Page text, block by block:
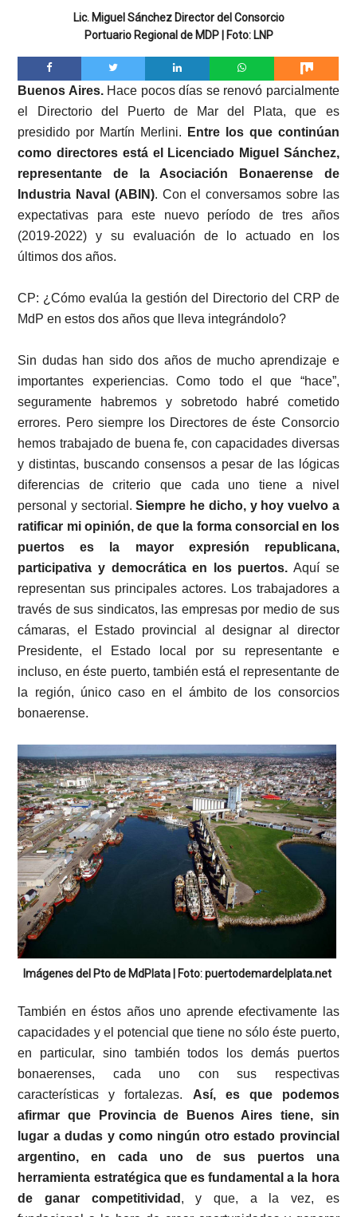
Lic. Miguel Sánchez Director del Consorcio
Portuario Regional de MDP | Foto: LNP
Buenos Aires.Hace pocos días se renovó parcialmente
el Directorio del Puerto de Mar del Plata, que es
presidido por Martín Merlini.
Entre los que continúan
como directores está el Licenciado Miguel Sánchez,
representante de la Asociación Bonaerense de
Industria Naval (ABIN). Con el conversamos sobre las
expectativas para este nuevo período de tres años
(2019-2022) y su evaluación de lo actuado en los
últimos dos años.
CP: ¿Cómo evalúa la gestión del Directorio del CRP de
MdP en estos dos años que lleva integrándolo?
Sin dudas han sido dos años de mucho aprendizaje e
importantes experiencias. Como todo el que “hace”,
seguramente habremos y sobretodo habré cometido
errores. Pero siempre los Directores de éste Consorcio
hemos trabajado de buena fe, con capacidades diversas
y distintas, buscando consensos a pesar de las lógicas
diferencias de criterio que cada uno tiene a nivel
personal y sectorial.Siempre he dicho, y hoy vuelvo a
ratificar mi opinión, de que la forma consorcial en los
puertos es la mayor expresión republicana,
participativa y democrática en los puertos. Aquí se
representan sus principales actores. Los trabajadores a
través de sus sindicatos, las empresas por medio de sus
cámaras, el Estado provincial al designar al director
Presidente, el Estado local por su representante e
incluso, en éste puerto, también está el representante de
la región, único caso en el ámbito de los consorcios
bonaerense.
Imágenes del Pto de MdPlata | Foto: puertodemardelplata.net
También en éstos años uno aprende efectivamente las
capacidades y el potencial que tiene no sólo éste puerto,
en particular, sino también todos los demás puertos
bonaerenses, cada uno con sus respectivas
características y fortalezas. Así, es que podemos
afirmar que Provincia de Buenos Aires tiene, sin
lugar a dudas y como ningún otro estado provincial
argentino, en cada uno de sus puertos una
herramienta estratégica que es fundamental a la hora
de ganar competitividad , y que, a la vez, es